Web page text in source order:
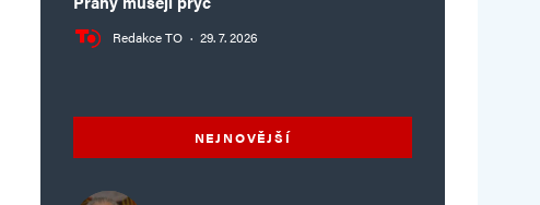
Redakce TO · 29. 7. 2026
NEJNOVĚJŠÍ